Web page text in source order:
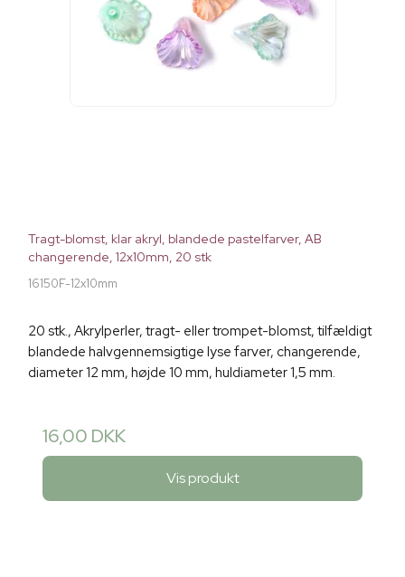
Tragt-blomst, klar akryl, blandede pastelfarver, AB
changerende, 12x10mm, 20 stk
16150F-12x10mm
20 stk., Akrylperler, tragt- eller trompet-blomst, tilfældigt
blandede halvgennemsigtige lyse farver, changerende,
diameter 12 mm, højde 10 mm, huldiameter 1,5 mm.
16,00 DKK
Vis produkt